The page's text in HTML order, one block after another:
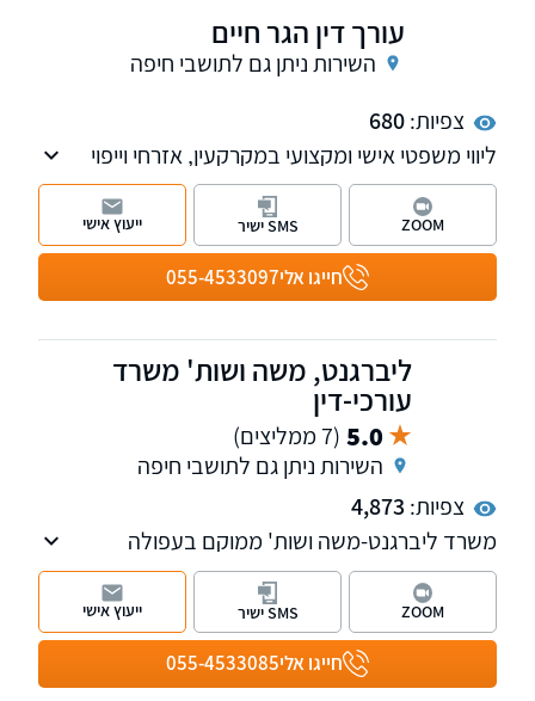
עורך דין הגר חיים
השירות ניתן גם לתושבי חיפה
צפיות:680
ליווי משפטי אישי ומקצועי במקרקעין, אזרחי וייפוי
כוח מתמשך, עם שירות חם, שקוף ויחס אישי.
חייגו אלי055-4533097
ZOOM SMS ישיר ייעוץ אישי
ליברגנט, משה ושות' משרד
עורכי-דין
5.0 (7 ממליצים)
השירות ניתן גם לתושבי חיפה
צפיות: 4,873
משרד ליברגנט-משה ושות' ממוקם בעפולה
ומספק שירותים משפטיים יוצאי דופן ללקוחות בכל
רחבי הארץ, ובאזור עפולה והעמקים בפרט.
המשרד עוסק במשפט אזרחי, דיני מקרקעין,
הוצאה לפועל, חדלות פירעון ומשפט מסחרי ועסקי.
עורכי הדין המיומנים שלנו בעלי היכרות מעמיקה
חייגו אלי055-4533085
ZOOM SMS ישיר ייעוץ אישי